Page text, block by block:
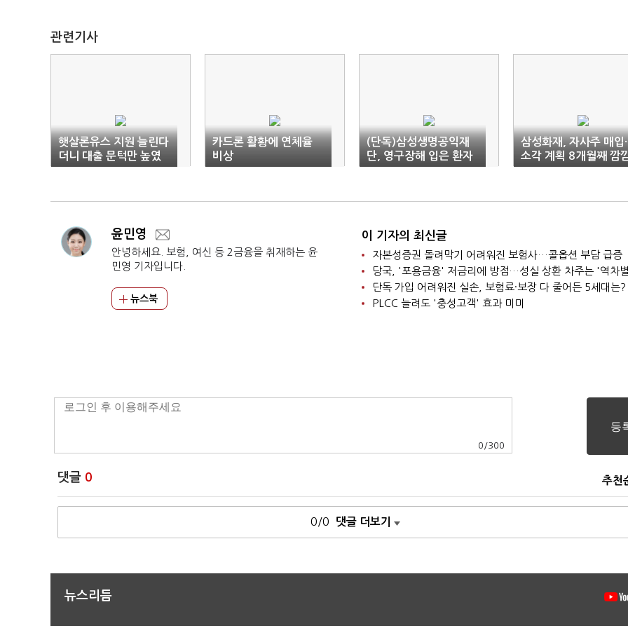
관련기사
햇살론유스 지원 늘린다
더니 대출 문턱만 높였
다
카드론 활황에 연체율
비상
(단독)삼성생명공익재
단, 영구장해 입은 환자
에 위자료 지급 판결 불
삼성화재, 자사주 매입·
소각 계획 8개월째 깜
윤민영
안녕하세요. 보험, 여신 등 2금융을 취재하는 윤
민영 기자입니다.
뉴스북
이 기자의 최신글
자본성증권 돌려막기 어려워진 보험사…콜옵션 부담 급증
당국, '포용금융' 저금리에 방점…성실 상환 차주는 '역차
단독 가입 어려워진 실손, 보험료·보장 다 줄어든 5세대는?
PLCC 늘려도 '충성고객' 효과 미미
0 /300
댓글 0 추천
0/0 댓글 더보기
뉴스리듬